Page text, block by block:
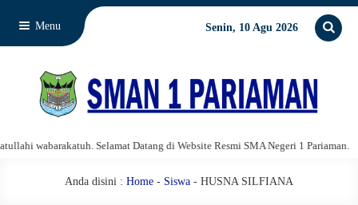
Menu Senin, 10 Agu 2026
wabarakatuh. Selamat Datang di Website Resmi SMA Negeri 1 Pariaman.
Anda disini : Home - Siswa - HUSNA SILFIANA